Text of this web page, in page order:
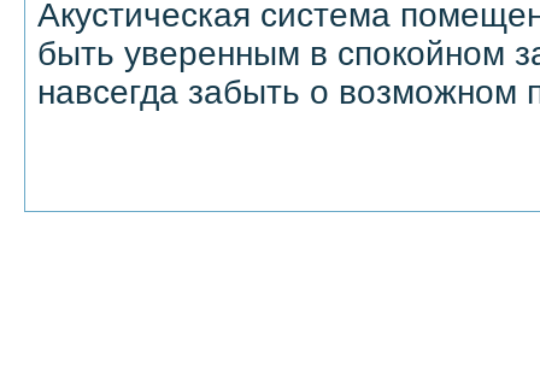
Акустическая система
быть уверенным в спокойном
навсегда забыть о возможном